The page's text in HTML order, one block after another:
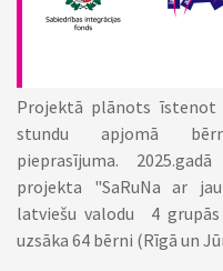
Projektā plānots īstenot
stundu apjomā
pieprasījuma.
projekta "SaRuNa ar
latviešu valodu 4 grupās
uzsāka 64 bērni (Rīgā un